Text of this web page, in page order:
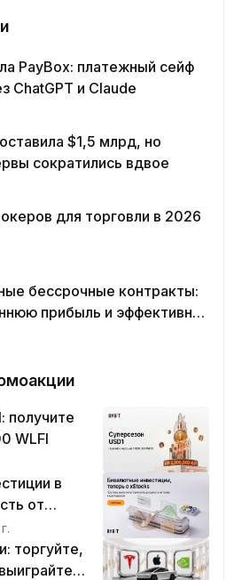
PayBox: платежный сейф
ChatGPT и Claude
$1,5 млрд, но
сократились вдвое
для торговли в 2026
бессрочные контракты:
прибыль и эффективно
получите
WLFI
в
от
торгуйте,